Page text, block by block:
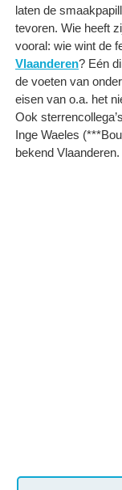
laten de
tevoren. Wie heeft
vooral: wie wint de
Vlaanderen? Eén
de voeten van
eisen van o.a. het
Ook
Inge Waeles
bekend Vlaanderen.